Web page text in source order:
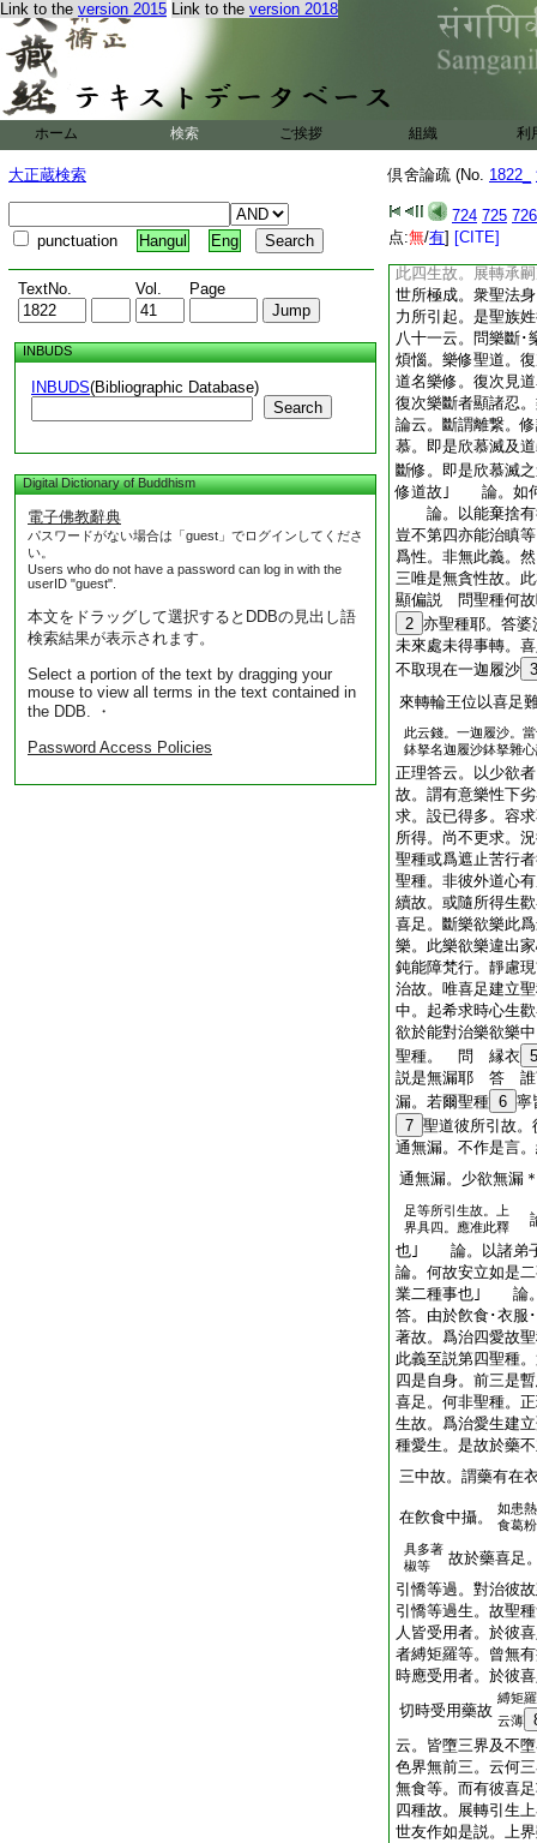
Link to the version 2015 Link to the version 2018
ホーム 検索 ご挨拶 組織 利
大正蔵検索
punctuation Hangul Eng
TextNo. Vol. Page
INBUDS
INBUDS(Bibliographic Database)
Search
Digital Dictionary of Buddhism
電子佛教辭典
パスワードがない場合は「guest」でログインしてくださ
い。
Users who do not have a password can log in with the
userID "guest".
本文をドラッグして選択するとDDBの見出し語
検索結果が表示されます。
Select a portion of the text by dragging your
mouse to view all terms in the text contained in
the DDB. ・
Password Access Policies
倶舍論疏 (No. 1822_
724 725 726
点:無/有] [CITE]
同。故正理論云。
欲。是欲界繋。二
種唯欲界繋。以何
治喜足･少欲。以
現行増故｣ 論。
後因也。先釋聖種
云。如無色中雖無
根。故無色中雖無
根。如彼不貪身。
具四聖種。受欲聖
而無加行衆聖種故
此四生故。展轉承
世所極成。衆聖法
力所引起。是聖族
八十一云。問樂斷･
煩惱。樂修聖道。
道名樂修。復次見
復次樂斷者顯諸忍
論云。斷謂離繋。
慕。即是欣慕滅及
斷修。即是欣慕滅
修道故｣ 論。如何
論。以能棄捨有
豈不第四亦能治瞋
爲性。非無此義。
三唯是無貪性故。
顯偏説 問聖種何故
2 亦聖種耶。答
未來處未得事轉。
不取現在一迦履沙 3
來轉輪王位以喜足
此云錢。一迦履沙。
鉢拏名迦履沙鉢拏雜
正理答云。以少欲
故。謂有意樂性下
求。設已得多。容
所得。尚不更求。
聖種或爲遮止苦行
聖種。非彼外道心
續故。或隨所得生
喜足。斷樂欲樂此
樂。此樂欲樂違出
鈍能障梵行。靜慮
治故。唯喜足建立
中。起希求時心生
欲於能對治樂欲樂
聖種。 問 縁衣 5
説是無漏耶 答 誰
漏。若爾聖種 6 寧
7 聖道彼所引故
通無漏。不作是言
通無漏。少欲無漏
足等所引生故。上
界具四。應准此釋
也｣ 論。以諸弟子
論。何故安立如是
業二種事也｣ 論。
答。由於飮食･衣服
著故。爲治四愛
此義至説第四聖種
四是自身。前三是
喜足。何非聖種。
生故。爲治愛生建
種愛生。是故於藥
三中故。謂藥有在
在飮食中攝。
如患
食葛
具多著
椒等
故於藥喜足
引憍等過。對治彼
引憍等過生。故聖
人皆受用者。於彼
者縛矩羅等。曾無
時應受用者。於彼
切時受用藥故
縛矩
云薄
云。皆墮三界及不
色界無前三。云何
無食等。而有彼喜
四種故。展轉引生
世友作如是説。上